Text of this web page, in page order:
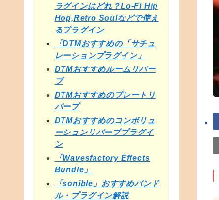
ラグインはどれ？Lo-Fi Hip
Hop,Retro Soulなどで使え
るプラグイン
「DTMおすすめの「サチュ
レーションプラグイン」
DTMおすすめルームリバー
ブ
DTMおすすめのプレートリ
バーブ
DTMおすすめのコンボリュ
ーションリバーブプラグイ
ン
「Wavesfactory Effects
Bundle」
「sonible」おすすめバンド
ル・プラグイン解説